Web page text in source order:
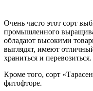
Очень часто этот сорт
промышленного
обладают высокими
выглядят, имеют
храниться и перевозиться.
Кроме того, сорт
фитофторе.